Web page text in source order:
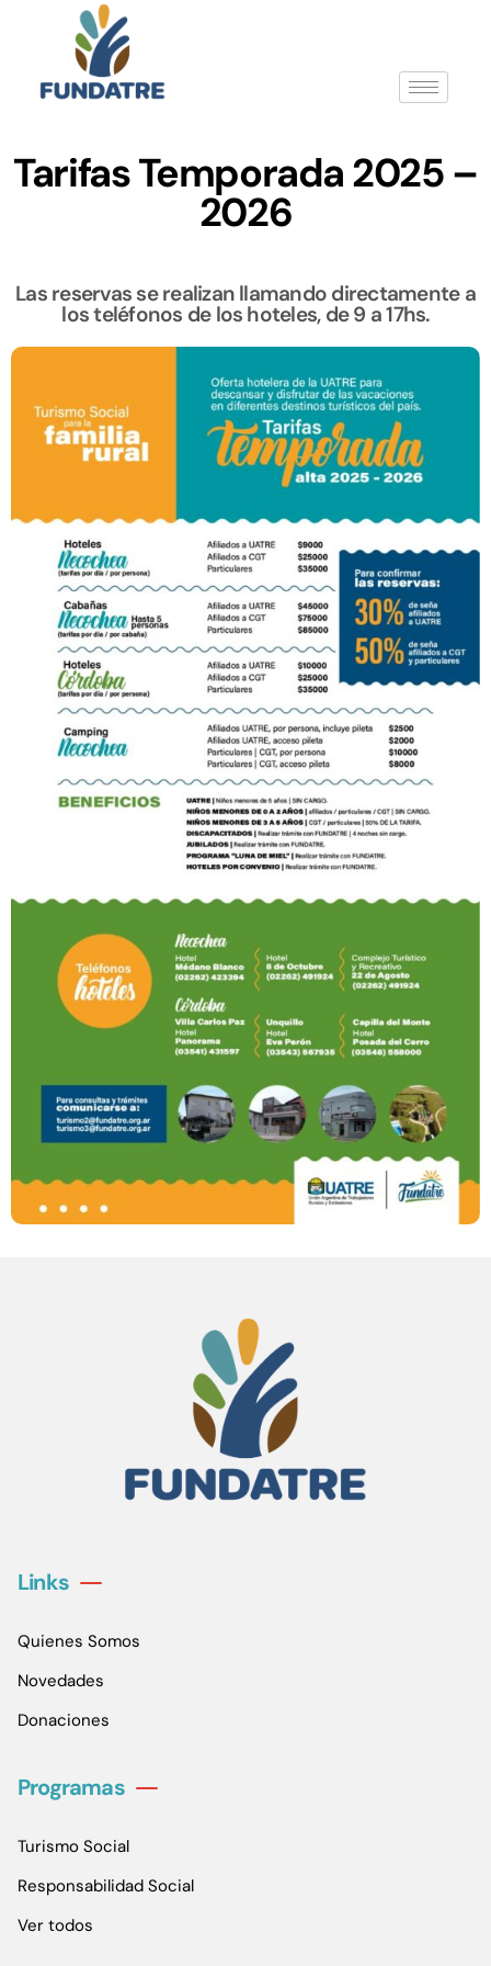
Tarifas Temporada 2025 –
2026
Las reservas se realizan llamando directamente a
los teléfonos de los hoteles, de 9 a 17hs.
Links
Quienes Somos
Novedades
Donaciones
Programas
Turismo Social
Responsabilidad Social
Ver todos